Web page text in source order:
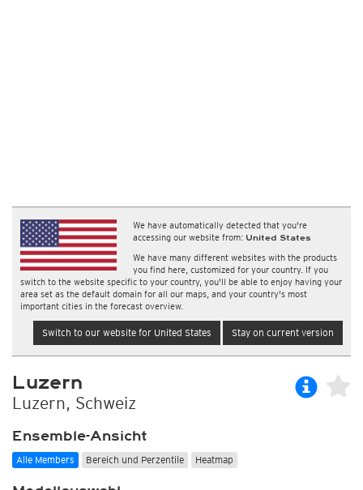
We have automatically detected that you're
accessing our website from: United States
We have many different websites with the products
you find here, customized for your country. If you
switch to the website specific to your country, you'll be able to enjoy having your
area set as the default domain for all our maps, and your country's most
important cities in the forecast overview.
Switch to our website for United States Stay on current version
Luzern
Luzern, Schweiz
Ensemble-Ansicht
Alle Members Bereich und Perzentile Heatmap